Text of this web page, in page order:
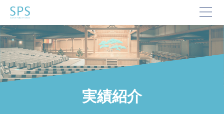
TOP
SPSが選ばれる理由
事業内容と提供サービス
企業・ブランドの価値向上
実績紹介